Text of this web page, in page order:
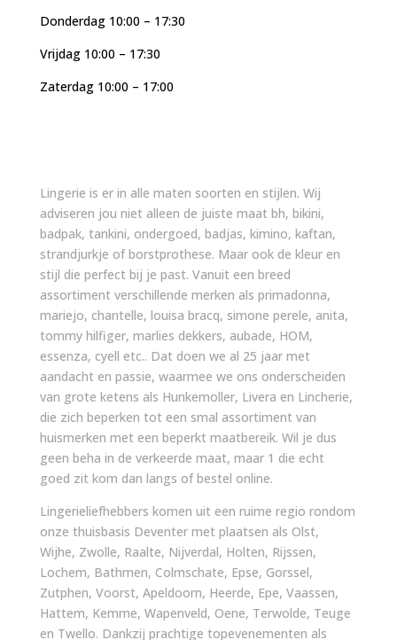
Donderdag 10:00 – 17:30
Vrijdag 10:00 – 17:30
Zaterdag 10:00 – 17:00
Lingerie is er in alle maten soorten en stijlen. Wij
adviseren jou niet alleen de juiste maat bh, bikini,
badpak, tankini, ondergoed, badjas, kimino, kaftan,
strandjurkje of borstprothese. Maar ook de kleur en
stijl die perfect bij je past. Vanuit een breed
assortiment verschillende merken als primadonna,
mariejo, chantelle, louisa bracq, simone perele, anita,
tommy hilfiger, marlies dekkers, aubade, HOM,
essenza, cyell etc.. Dat doen we al 25 jaar met
aandacht en passie, waarmee we ons onderscheiden
van grote ketens als Hunkemoller, Livera en Lincherie,
die zich beperken tot een smal assortiment van
huismerken met een beperkt maatbereik. Wil je dus
geen beha in de verkeerde maat, maar 1 die echt
goed zit kom dan langs of bestel online.
Lingerieliefhebbers komen uit een ruime regio rondom
onze thuisbasis Deventer met plaatsen als Olst,
Wijhe, Zwolle, Raalte, Nijverdal, Holten, Rijssen,
Lochem, Bathmen, Colmschate, Epse, Gorssel,
Zutphen, Voorst, Apeldoorn, Heerde, Epe, Vaassen,
Hattem, Kemme, Wapenveld, Oene, Terwolde, Teuge
en Twello. Dankzij prachtige topevenementen als